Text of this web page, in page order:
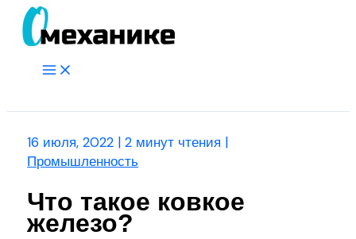
Перейти
Main
16 июля, 2022 |2 минут чтения |
Промышленность
Что такое ковкое
железо?